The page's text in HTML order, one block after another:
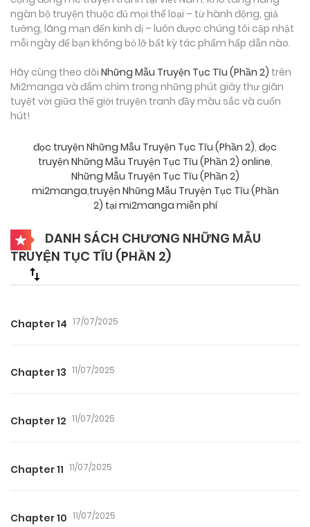
ngàn bộ truyện thuộc đủ mọi thể loại – từ hành động, giả
tưởng, lãng mạn đến kinh dị – luôn được chúng tôi cập nhật
mỗi ngày để bạn không bỏ lỡ bất kỳ tác phẩm hấp dẫn nào.
Hãy cùng theo dõi Những Mẫu Truyện Tục Tĩu (Phần 2) trên
Mi2manga và đắm chìm trong những phút giây thư giãn
tuyệt vời giữa thế giới truyện tranh đầy màu sắc và cuốn
hút!
đọc truyện Những Mẫu Truyện Tục Tĩu (Phần 2), đọc
truyện Những Mẫu Truyện Tục Tĩu (Phần 2) online,
Những Mẫu Truyện Tục Tĩu (Phần 2)
mi2manga,truyện Những Mẫu Truyện Tục Tĩu (Phần
2) tại mi2manga miễn phí
DANH SÁCH CHƯƠNG NHỮNG MẪU
TRUYỆN TỤC TĨU (PHẦN 2)
Chapter 14 17/07/2025
Chapter 13 11/07/2025
Chapter 12 11/07/2025
Chapter 11 11/07/2025
Chapter 10 11/07/2025